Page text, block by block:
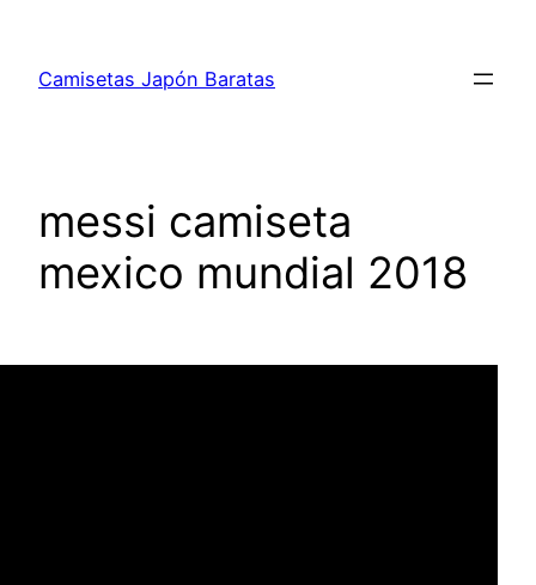
contenido
Camisetas Japón Baratas
messi camiseta
mexico mundial 2018